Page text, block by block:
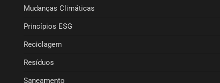
Mudanças Climáticas
Princípios ESG
Reciclagem
Resíduos
Saneamento